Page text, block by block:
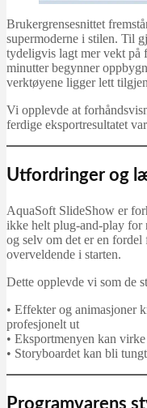
Brukergrensesnittet
supermoderne i stilen. Til
tydeligvis lagt mer vekt på
minutter begynner
verktøyene ligger lett
Vi opplevde at
ferdige eksportresultatet
Utfordringer og
AquaSoft SlideShow er
ikke helt plug-and-play for
og selv om det er en
overveldende i starten.
Dette opplevde vi som de
• Effekter og animasjoner
profesjonelt ut
• Eksportmenyen kan
• Storyboardet kan bli
Programvarens